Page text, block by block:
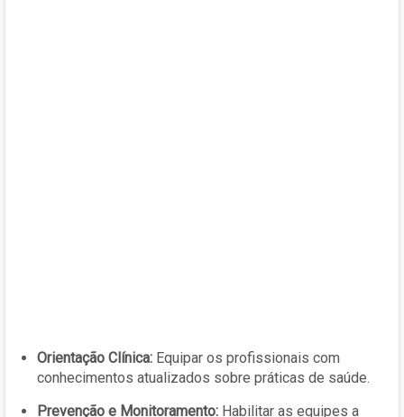
Orientação Clínica: Equipar os profissionais com
conhecimentos atualizados sobre práticas de saúde.
Prevenção e Monitoramento: Habilitar as equipes a